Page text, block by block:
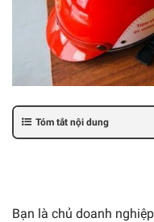
Tóm tắt nội dung
Bạn là chủ doanh